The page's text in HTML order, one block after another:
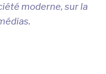
moderne, sur la